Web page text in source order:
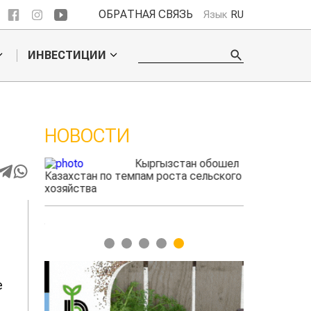
ОБРАТНАЯ СВЯЗЬ Язык RU
ИНВЕСТИЦИИ
НОВОСТИ
Кыргызстан обошел
Казахстан по темпам роста сельского
хозяйства
1 2 3 4 5